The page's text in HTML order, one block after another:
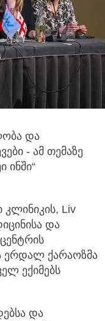
და
- ამ თემაზე
ინში“
კლინიკის, Liv
და
ერდალ ქარაოზმა
ექიმებს
და